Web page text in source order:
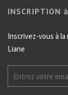
INSCRIPTION
Inscrivez-vous à
Liane